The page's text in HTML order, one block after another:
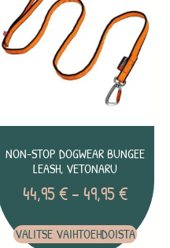
NON-STOP DOGWEAR BUNGEE
LEASH, VETONARU
44,95€ –49,95€
VALITSE VAIHTOEHDOISTA